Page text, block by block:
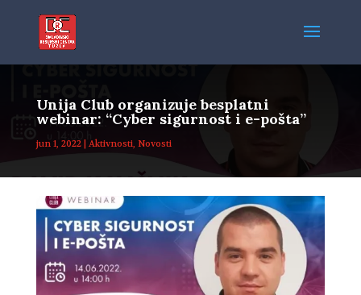
Unija Club organizuje besplatni
webinar: “Cyber sigurnost i e-pošta”
jun 1, 2022| Aktivnosti, Novosti